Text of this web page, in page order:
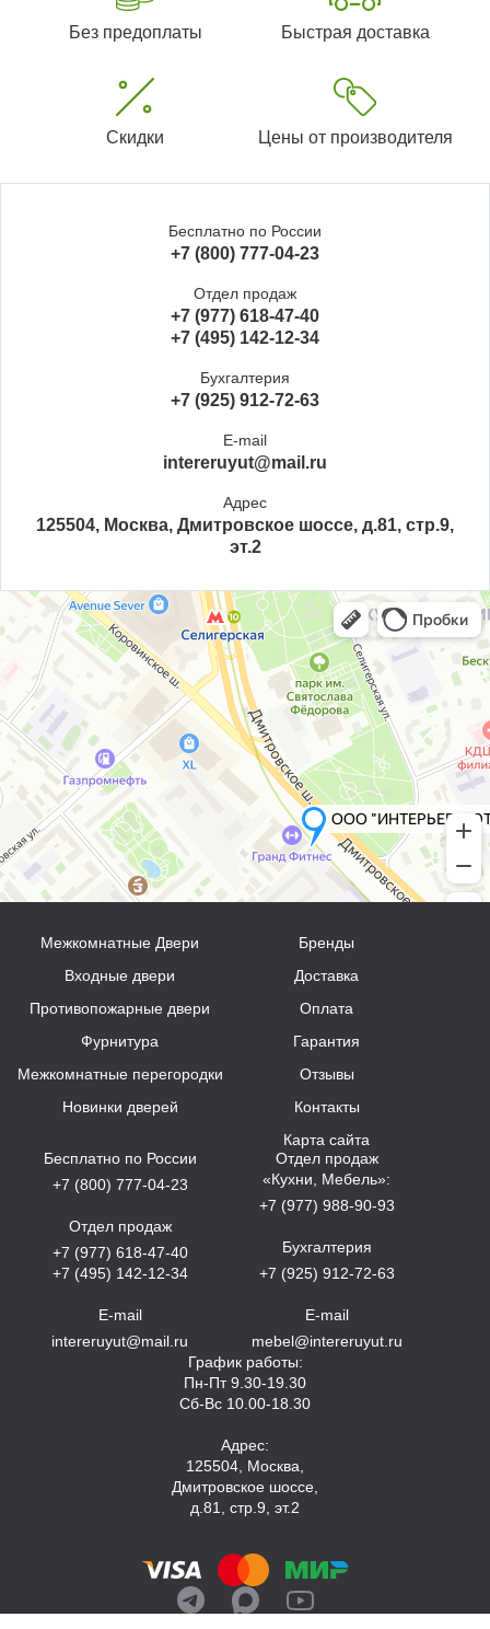
Без предоплаты Быстрая доставка
Скидки Цены от производителя
Бесплатно по России
+7 (800) 777-04-23
Отдел продаж
+7 (977) 618-47-40
+7 (495) 142-12-34
Бухгалтерия
+7 (925) 912-72-63
E-mail
intereruyut@mail.ru
Адрес
125504, Москва, Дмитровское шоссе, д.81, стр.9,
эт.2
Межкомнатные Двери
Входные двери
Противопожарные двери
Фурнитура
Межкомнатные перегородки
Новинки дверей
Бренды
Доставка
Оплата
Гарантия
Отзывы
Контакты
Карта сайта
Бесплатно по России
+7 (800) 777-04-23
Отдел продаж
+7 (977) 618-47-40
+7 (495) 142-12-34
E-mail
intereruyut@mail.ru
Отдел продаж
«Кухни, Мебель»:
+7 (977) 988-90-93
Бухгалтерия
+7 (925) 912-72-63
E-mail
mebel@intereruyut.ru
График работы:
Пн-Пт 9.30-19.30
Сб-Вс 10.00-18.30
Адрес:
125504, Москва,
Дмитровское шоссе,
д.81, стр.9, эт.2